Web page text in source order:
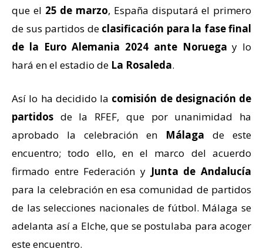
que el 25 de marzo, España disputará el primero
de sus partidos de clasificación para la fase final
de la Euro Alemania 2024 ante Noruega y lo
hará en el estadio de La Rosaleda.
Así lo ha decidido la comisión de designación de
partidos de la RFEF, que por unanimidad ha
aprobado la celebración en Málaga de este
encuentro; todo ello, en el marco del acuerdo
firmado entre Federación y Junta de Andalucía
para la celebración en esa comunidad de partidos
de las selecciones nacionales de fútbol. Málaga se
adelanta así a Elche, que se postulaba para acoger
este encuentro.